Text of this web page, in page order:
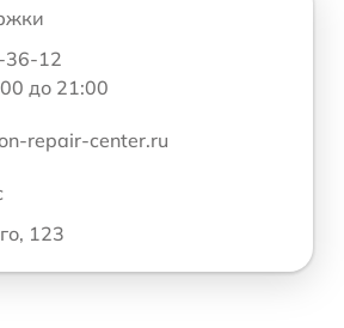
36-12
до 21:00
repair-center.ru
123